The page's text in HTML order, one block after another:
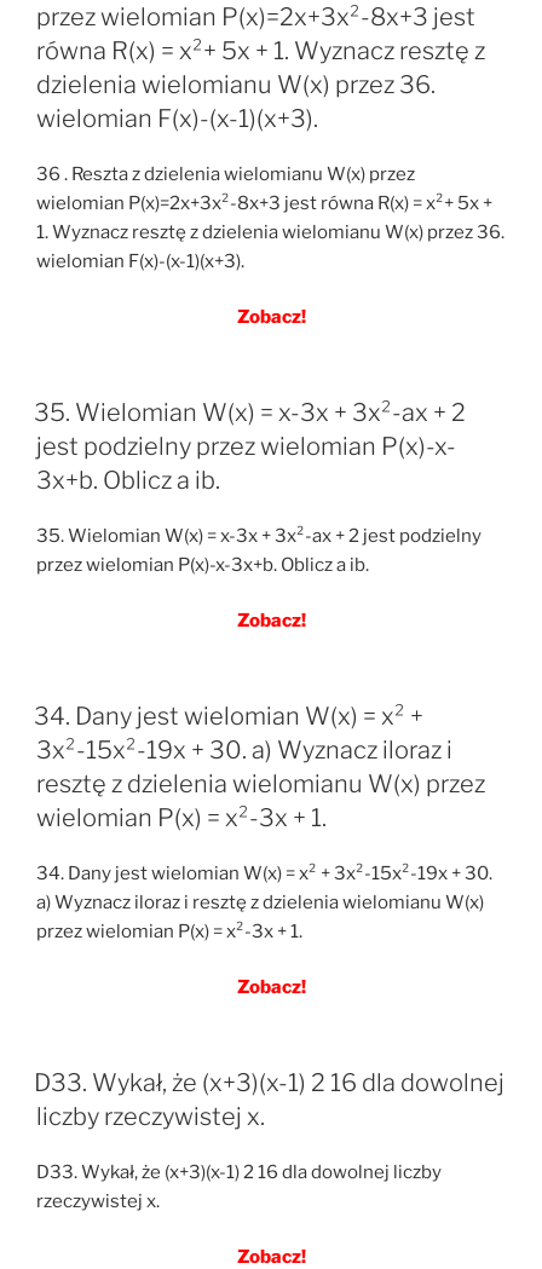
przez wielomian P(x)=2x+3x²-8x+3 jest
równa R(x) = x²+ 5x + 1. Wyznacz resztę z
dzielenia wielomianu W(x) przez 36.
wielomian F(x)-(x-1)(x+3).
36 . Reszta z dzielenia wielomianu W(x) przez
wielomian P(x)=2x+3x²-8x+3 jest równa R(x) = x²+ 5x +
1. Wyznacz resztę z dzielenia wielomianu W(x) przez 36.
wielomian F(x)-(x-1)(x+3).
Zobacz!
35. Wielomian W(x) = x-3x + 3x²-ax + 2
jest podzielny przez wielomian P(x)-x-
3x+b. Oblicz a ib.
35. Wielomian W(x) = x-3x + 3x²-ax + 2 jest podzielny
przez wielomian P(x)-x-3x+b. Oblicz a ib.
Zobacz!
34. Dany jest wielomian W(x) = x² +
3x²-15x²-19x + 30. a) Wyznacz iloraz i
resztę z dzielenia wielomianu W(x) przez
wielomian P(x) = x²-3x + 1.
34. Dany jest wielomian W(x) = x² + 3x²-15x²-19x + 30.
a) Wyznacz iloraz i resztę z dzielenia wielomianu W(x)
przez wielomian P(x) = x²-3x + 1.
Zobacz!
D33. Wykał, że (x+3)(x-1) 2 16 dla dowolnej
liczby rzeczywistej x.
D33. Wykał, że (x+3)(x-1) 2 16 dla dowolnej liczby
rzeczywistej x.
Zobacz!